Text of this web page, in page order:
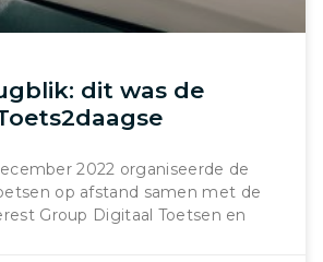
dit was de
2022 organiseerde de
op afstand samen met de
Group Digitaal Toetsen en